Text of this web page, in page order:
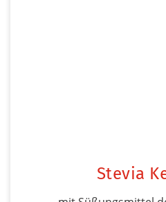
Stevia